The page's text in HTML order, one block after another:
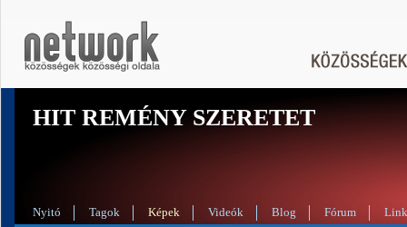
HIT REMÉNY SZERETET
Nyitó Tagok Képek Videók Blog Fórum